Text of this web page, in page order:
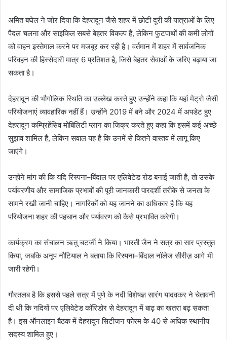
अमित बघेल ने जोर दिया कि देहरादून जैसे शहर में छोटी दूरी की यात्राओं के लिए
पैदल चलना और साइकिल सबसे बेहतर विकल्प हैं, लेकिन फुटपाथों की कमी लोगों
को वाहन इस्तेमाल करने पर मजबूर कर रही है। वर्तमान में शहर में सार्वजनिक
परिवहन की हिस्सेदारी मात्र 6 प्रतिशत है, जिसे बेहतर सेवाओं के जरिए बढ़ाया जा
सकता है।
देहरादून की भौगोलिक स्थिति का उल्लेख करते हुए उन्होंने कहा कि यहां मेट्रो जैसी
परियोजनाएं व्यावहारिक नहीं हैं। उन्होंने 2019 में बने और 2024 में अपडेट हुए
देहरादून कम्प्रिहेंसिव मोबिलिटी प्लान का जिक्र करते हुए कहा कि इसमें कई अच्छे
सुझाव शामिल हैं, लेकिन सवाल यह है कि उनमें से कितने वास्तव में लागू किए
जाएंगे।
उन्होंने मांग की कि यदि रिस्पना–बिंदाल पर एलिवेटेड रोड बनाई जाती है, तो उसके
पर्यावरणीय और सामाजिक प्रभावों की पूरी जानकारी पारदर्शी तरीके से जनता के
सामने रखी जानी चाहिए। नागरिकों को यह जानने का अधिकार है कि यह
परियोजना शहर की पहचान और पर्यावरण को कैसे प्रभावित करेगी।
कार्यक्रम का संचालन ऋतु चटर्जी ने किया। भारती जैन ने सत्र का सार प्रस्तुत
किया, जबकि अनूप नौटियाल ने बताया कि रिस्पना–बिंदाल नॉलेज सीरीज़ आगे भी
जारी रहेगी।
गौरतलब है कि इससे पहले सत्र में पुणे के नदी विशेषज्ञ सारंग यादवकर ने चेतावनी
दी थी कि नदियों पर एलिवेटेड कॉरिडोर से देहरादून में बाढ़ का खतरा बढ़ सकता
है। इस ऑनलाइन बैठक में देहरादून सिटीजन फोरम के 40 से अधिक स्थानीय
सदस्य शामिल हुए।